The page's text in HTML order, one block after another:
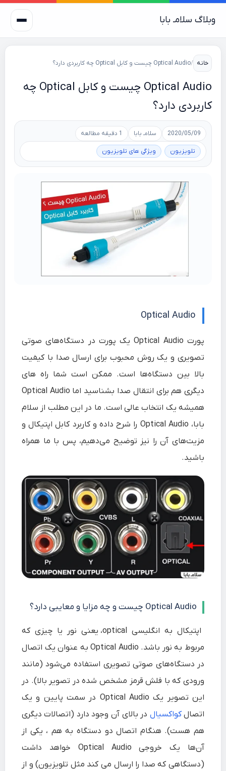
وبلاگ سلامـ بابا
خانه /Optical Audio چیست و کابل Optical چه کاربردی دارد؟
Optical Audio چیست و کابل Optical چه
کاربردی دارد؟
2020/05/09 سلامـ بابا 1 دقیقه مطالعه
تلویزیون ویژگی های تلویزیون
Optical Audio
پورت Optical Audio یک پورت در دستگاه‌های صوتی
تصویری و یک روش محبوب برای ارسال صدا با کیفیت
بالا بین دستگاه‌ها است. ممکن است شما راه های
دیگری هم برای انتقال صدا بشناسید اما Optical Audio
همیشه یک انتخاب عالی است. ما در این مطلب از سلام‌
بابا
، Optical Audio را شرح داده و کاربرد کابل اپتیکال و
مزیت‌های آن را نیز توضیح می‌دهیم، پس با ما همراه
باشید.
Optical Audio چیست و چه مزایا و معایبی دارد؟
اپتیکال به انگلیسی optical،
یعنی نور یا چیزی که
مربوط به نور باشد. Optical Audio به عنوان یک اتصال
در دستگاه‌های صوتی تصویری استفاده می‌شود (مانند
ورودی که با فلش قرمز مشخص شده در تصویر بالا). در
این تصویر یک Optical Audio در سمت پایین و یک
اتصالکواکسیال در بالای آن وجود دارد (اتصالات دیگری
هم هست). هنگام اتصال دو دستگاه به هم ، یکی از
آن‌ها یک خروجی Optical Audio خواهد داشت
(دستگاهی که صدا را ارسال می کند مثل تلویزیون) و از